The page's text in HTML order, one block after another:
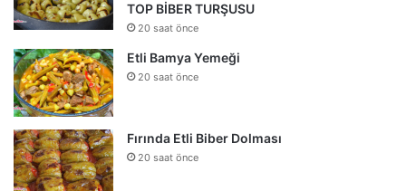
TOP BİBER TURŞUSU
20 saat önce
Etli Bamya Yemeği
20 saat önce
Fırında Etli Biber Dolması
20 saat önce